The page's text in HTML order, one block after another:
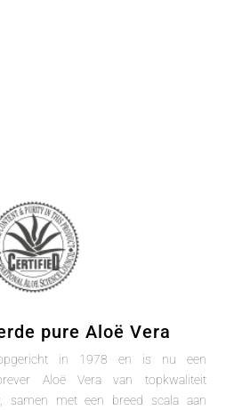
pure Aloë Vera
in 1978 en is nu een
Aloë Vera van topkwaliteit
samen met een breed scala aan